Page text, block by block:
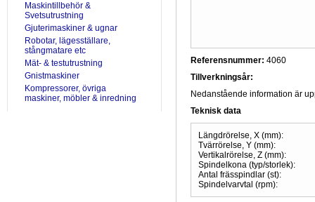
Maskintillbehör &
Svetsutrustning
Gjuterimaskiner & ugnar
Robotar, lägesställare,
stångmatare etc
Mät- & testutrustning
Gnistmaskiner
Kompressorer, övriga
maskiner, möbler & inredning
Referensnummer: 4060
Tillverkningsår:
Nedanstående information är
Teknisk data
Längdrörelse, X (mm):
Tvärrörelse, Y (mm):
Vertikalrörelse, Z (mm):
Spindelkona (typ/storlek):
Antal frässpindlar (st):
Spindelvarvtal (rpm):